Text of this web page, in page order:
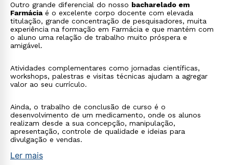
Outro grande diferencial do nosso bacharelado em
Farmáciaé o excelente corpo docente com elevada
titulação, grande concentração de pesquisadores, muita
experiência na formação em Farmácia e que mantém com
o aluno uma relação de trabalho muito próspera e
amigável.
Atividades complementares como jornadas científicas,
workshops, palestras e visitas técnicas ajudam a agregar
valor ao seu currículo.
Ainda, o trabalho de conclusão de curso é o
desenvolvimento de um medicamento, onde os alunos
realizam desde a sua concepção, manipulação,
apresentação, controle de qualidade e ideias para
divulgação e vendas.
Ler mais